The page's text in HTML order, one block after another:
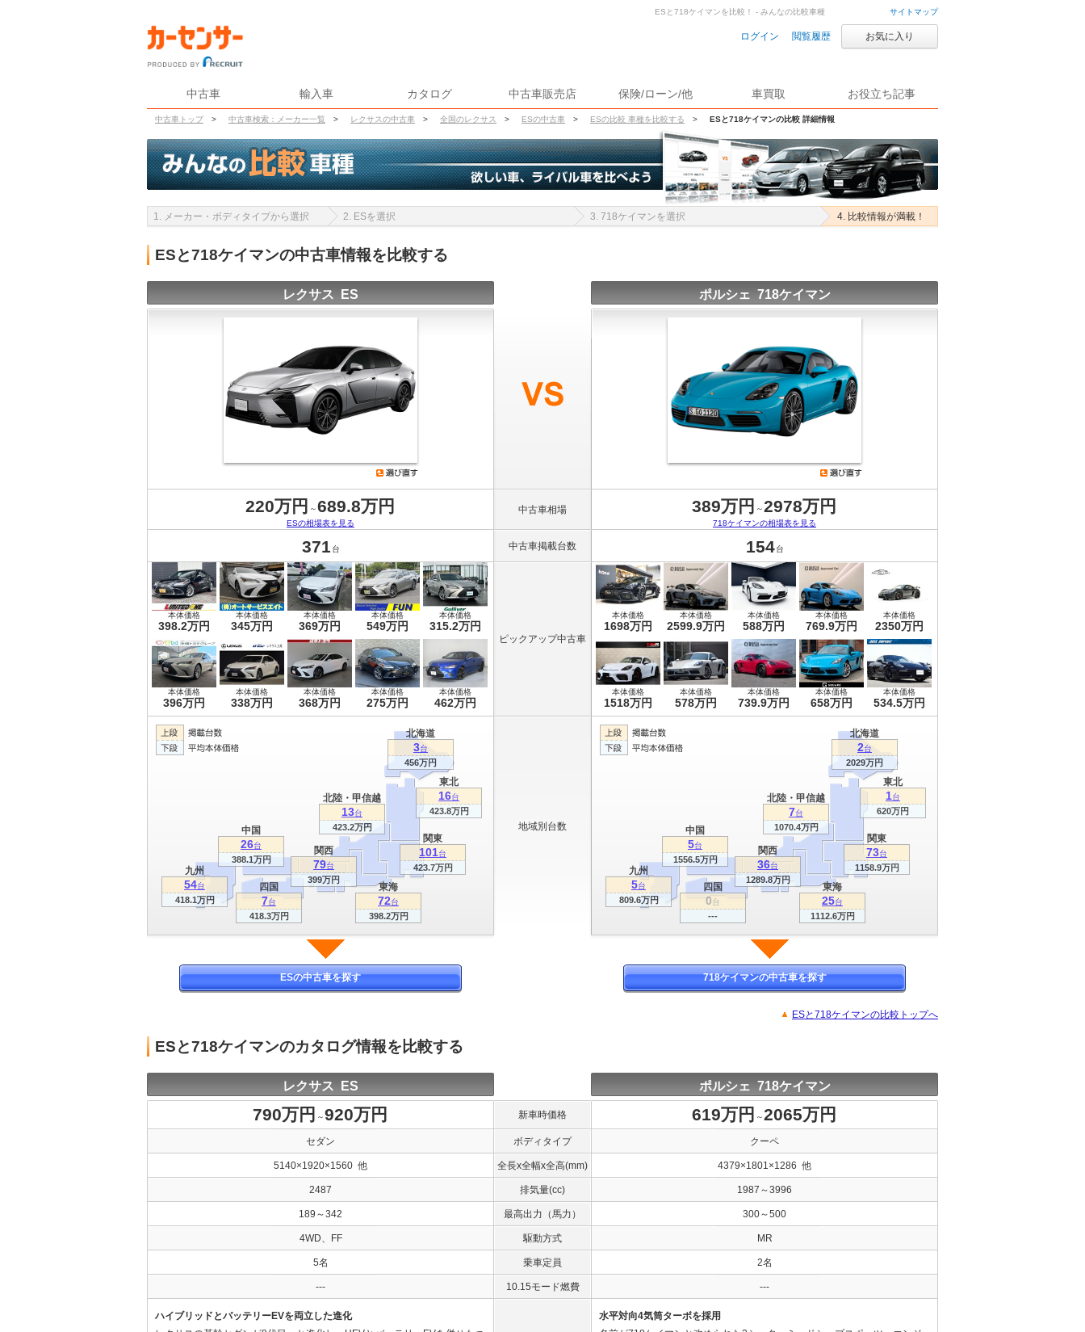
サイトマップ
ログイン 閲覧履歴 お気に入り
中古車 輸入車 カタログ 中古車販売店 保険/ローン/他 車買取 お役立ち記事
中古車トップ > 中古車検索：メーカー一覧 > レクサスの中古車 > 全国のレクサス > ESの中古車 > ESの比較 車種を比較する > ESと718ケイマンの比較 詳細情報
ESと718ケイマンを比較！ - みんなの比較車種
1. メーカー・ボディタイプから選択 2. ESを選択 3. 718ケイマンを選択 4. 比較情報が満載！
ESと718ケイマンの中古車情報を比較する
レクサス ES ポルシェ 718ケイマン
220万円 ～689.8万円
ESの相場表を見る
中古車相場 389万円 ～2978万円
718ケイマンの相場表を見る
371 台 中古車掲載台数 154 台
本体価格
398.2万円
本体価格
345万円
本体価格
369万円
本体価格
549万円
本体価格
315.2万円
本体価格
396万円
本体価格
338万円
本体価格
368万円
本体価格
275万円
本体価格
462万円
ピックアップ中古車
本体価格
1698万円
本体価格
2599.9万円
本体価格
588万円
本体価格
769.9万円
本体価格
2350万円
本体価格
1518万円
本体価格
578万円
本体価格
739.9万円
本体価格
658万円
本体価格
534.5万円
関東
101台
423.7万円
関西
79台
399万円
東海
72台
398.2万円
北海道
3台
456万円
九州
54台
418.1万円
東北
16台
423.8万円
北陸・甲信越
13台
423.2万円
中国
26台
388.1万円
四国
7台
418.3万円
地域別台数
関東
73台
1158.9万円
関西
36台
1289.8万円
東海
25台
1112.6万円
北海道
2台
2029万円
九州
5台
809.6万円
東北
1台
620万円
北陸・甲信越
7台
1070.4万円
中国
5台
1556.5万円
四国
0台
---
ESの中古車を探す 718ケイマンの中古車を探す
ESと718ケイマンの比較トップへ
ESと718ケイマンのカタログ情報を比較する
レクサス ES ポルシェ 718ケイマン
790万円 ～920万円 新車時価格 619万円 ～2065万円
セダン ボディタイプ クーペ
5140×1920×1560 他 全長x全幅x全高(mm) 4379×1801×1286 他
2487 排気量(cc) 1987～3996
189～342 最高出力（馬力） 300～500
4WD、FF 駆動方式 MR
5名 乗車定員 2名
--- 10.15モード燃費 ---
ハイブリッドとバッテリーEVを両立した進化
水平対向4気筒ターボを採用